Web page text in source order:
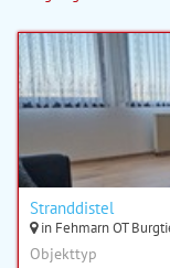
Stranddistel
in Fehmarn OT
Objekttyp